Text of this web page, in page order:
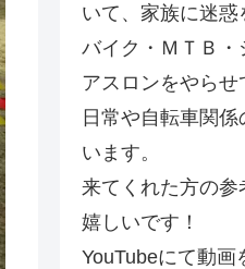
いて、家族に迷
バイク・ＭＴＢ・
アスロンをやらせ
日常や自転車関
います。
来てくれた方の参
嬉しいです！
YouTubeにて動